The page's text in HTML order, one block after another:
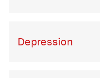
Depression